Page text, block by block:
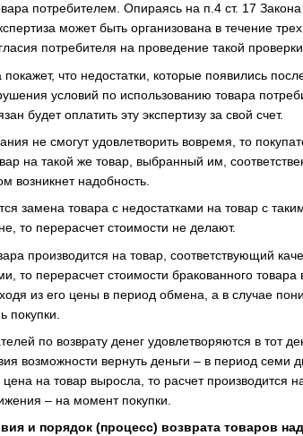
потребителем. Опираясь на п.4 ст. 17
может быть организована в течение
потребителя на проведение такой проверки.
покажет, что недостатки, которые появились
условий по использованию товара
будет оплатить эту экспертизу за свой счет.
не смогут удовлетворить вовремя, то
на такой же товар, выбранный им,
возникнет надобность.
замена товара с недостатками на товар с
то перерасчет стоимости не делают.
производится на товар, соответствующий
то перерасчет стоимости бракованного
из его цены в период обмена, а в случае
покупки.
по возврату денег удовлетворяются в тот
возможности вернуть деньги – в период семи
цена на товар выросла, то расчет производится
– на момент покупки.
и порядок (процесс) возврата товаров